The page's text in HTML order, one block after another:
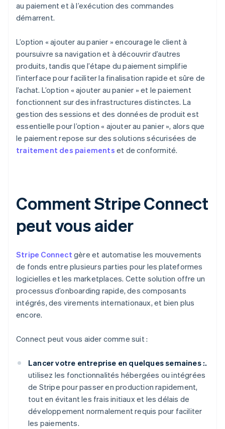
au paiement et à l’exécution des commandes
démarrent.
L’option « ajouter au panier » encourage le client à
poursuivre sa navigation et à découvrir d’autres
produits, tandis que l’étape du paiement simplifie
l’interface pour faciliter la finalisation rapide et sûre de
l’achat. L’option « ajouter au panier » et le paiement
fonctionnent sur des infrastructures distinctes. La
gestion des sessions et des données de produit est
essentielle pour l’option « ajouter au panier », alors que
le paiement repose sur des solutions sécurisées de
traitement des paiements et de conformité.
Comment Stripe Connect
peut vous aider
Stripe Connect gère et automatise les mouvements
de fonds entre plusieurs parties pour les plateformes
logicielles et les marketplaces. Cette solution offre un
processus d’onboarding rapide, des composants
intégrés, des virements internationaux, et bien plus
encore.
Connect peut vous aider comme suit :
Lancer votre entreprise en quelques semaines :.
utilisez les fonctionnalités hébergées ou intégrées
de Stripe pour passer en production rapidement,
tout en évitant les frais initiaux et les délais de
développement normalement requis pour faciliter
les paiements.